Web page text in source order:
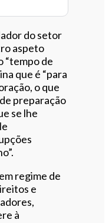
do setor
aspeto
“tempo de
que é “para
o que
preparação
se lhe
regime de
e
à